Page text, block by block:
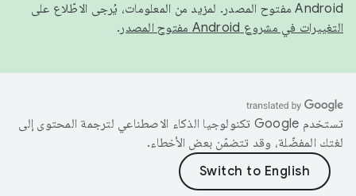
Android مفتوح المصدر. لمزيد من المعلومات، يُرجى الاطّلاع على
التغييرات في مشروع Android مفتوح المصدر
.
تستخدم Google تكنولوجيا الذكاء الاصطناعي لترجمة المحتوى إلى
لغتك المفضّلة، وقد تتضمّن بعض الأخطاء.